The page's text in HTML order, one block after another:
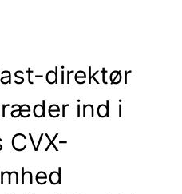
direktør
ind i
CVX-